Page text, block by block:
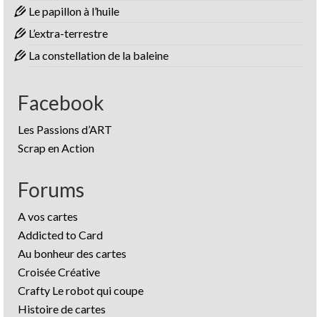
Le papillon à l’huile
L’extra-terrestre
La constellation de la baleine
Facebook
Les Passions d’ART
Scrap en Action
Forums
A vos cartes
Addicted to Card
Au bonheur des cartes
Croisée Créative
Crafty Le robot qui coupe
Histoire de cartes